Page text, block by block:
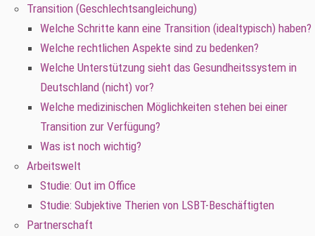
Transition (Geschlechtsangleichung)
Welche Schritte kann eine Transition (idealtypisch) haben?
Welche rechtlichen Aspekte sind zu bedenken?
Welche Unterstützung sieht das Gesundheitssystem in
Deutschland (nicht) vor?
Welche medizinischen Möglichkeiten stehen bei einer
Transition zur Verfügung?
Was ist noch wichtig?
Arbeitswelt
Studie: Out im Office
Studie: Subjektive Therien von LSBT-Beschäftigten
Partnerschaft